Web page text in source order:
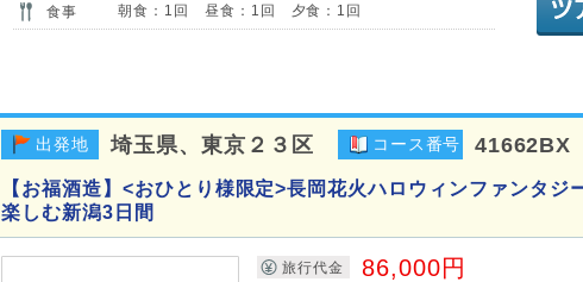
食事 朝食：1回 昼食：1回 夕食：1回
出発地 埼玉県、東京２３区 コース番号 41662BX
【お福酒造】<おひとり様限定>長岡花火ハロウィンファンタジ
楽しむ新潟3日間
旅行代金 86,000円